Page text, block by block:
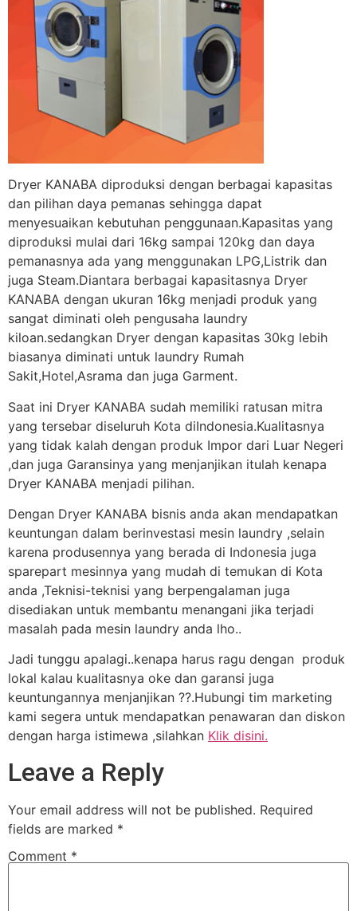
Dryer KANABA diproduksi dengan berbagai kapasitas
dan pilihan daya pemanas sehingga dapat
menyesuaikan kebutuhan penggunaan.Kapasitas yang
diproduksi mulai dari 16kg sampai 120kg dan daya
pemanasnya ada yang menggunakan LPG,Listrik dan
juga Steam.Diantara berbagai kapasitasnya Dryer
KANABA dengan ukuran 16kg menjadi produk yang
sangat diminati oleh pengusaha laundry
kiloan.sedangkan Dryer dengan kapasitas 30kg lebih
biasanya diminati untuk laundry Rumah
Sakit,Hotel,Asrama dan juga Garment.
Saat ini Dryer KANABA sudah memiliki ratusan mitra
yang tersebar diseluruh Kota diIndonesia.Kualitasnya
yang tidak kalah dengan produk Impor dari Luar Negeri
,dan juga Garansinya yang menjanjikan itulah kenapa
Dryer KANABA menjadi pilihan.
Dengan Dryer KANABA bisnis anda akan mendapatkan
keuntungan dalam berinvestasi mesin laundry ,selain
karena produsennya yang berada di Indonesia juga
sparepart mesinnya yang mudah di temukan di Kota
anda ,Teknisi-teknisi yang berpengalaman juga
disediakan untuk membantu menangani jika terjadi
masalah pada mesin laundry anda lho..
Jadi tunggu apalagi..kenapa harus ragu dengan produk
lokal kalau kualitasnya oke dan garansi juga
keuntungannya menjanjikan ??.Hubungi tim marketing
kami segera untuk mendapatkan penawaran dan diskon
dengan harga istimewa ,silahkan Klik disini.
Leave a Reply
Your email address will not be published. Required
fields are marked *
Comment *